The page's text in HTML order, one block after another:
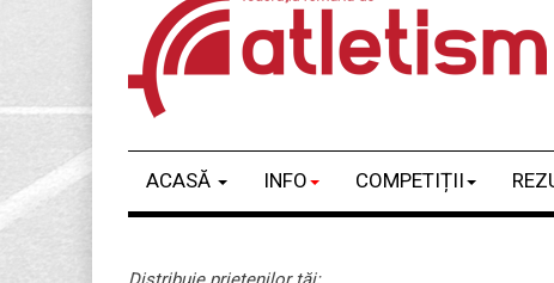
ACASĂ INFO COMPETIȚII